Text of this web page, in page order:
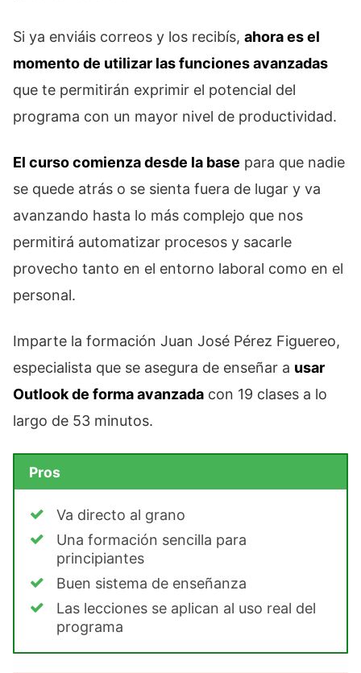
Si ya enviáis correos y los recibís, ahora es el
momento de utilizar las funciones avanzadas
que te permitirán exprimir el potencial del
programa con un mayor nivel de productividad.
El curso comienza desde la base para que nadie
se quede atrás o se sienta fuera de lugar y va
avanzando hasta lo más complejo que nos
permitirá automatizar procesos y sacarle
provecho tanto en el entorno laboral como en el
personal.
Imparte la formación Juan José Pérez Figuereo,
especialista que se asegura de enseñar a usar
Outlook de forma avanzada con 19 clases a lo
largo de 53 minutos.
Pros
Va directo al grano
Una formación sencilla para
principiantes
Buen sistema de enseñanza
Las lecciones se aplican al uso real del
programa